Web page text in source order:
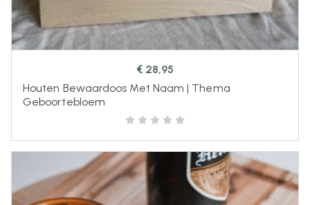
€28,95
Houten Bewaardoos Met Naam | Thema
Geboortebloem